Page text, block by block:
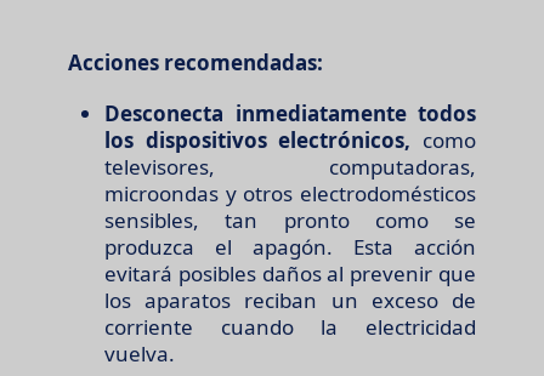
Acciones recomendadas:
Desconecta inmediatamente todos
los dispositivos electrónicos, como
televisores, computadoras,
microondas y otros electrodomésticos
sensibles, tan pronto como se
produzca el apagón. Esta acción
evitará posibles daños al prevenir que
los aparatos reciban un exceso de
corriente cuando la electricidad
vuelva.